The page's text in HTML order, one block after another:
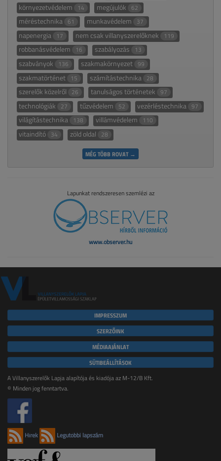
környezetvédelem 14 megújulók 62
méréstechnika 61 munkavédelem 37
napenergia 17 nem csak villanyszerelőknek 119
robbanásvédelem 16 szabályozás 13
szabványok 136 szakmakörnyezet 99
szakmatörténet 15 számítástechnika 28
szerelők közelről 26 tanulságos történetek 97
technológiák 27 tűzvédelem 52 vezérléstechnika 97
világítástechnika 138 villámvédelem 110
vitaindító 34 zöld oldal 28
MÉG TÖBB ROVAT →
Lapunkat rendszeresen szemlézi az
www.observer.hu
IMPRESSZUM
SZERZŐINK
MÉDIAAJÁNLAT
SÜTIBEÁLLÍTÁSOK
A Villanyszerelők Lapja alapítója és kiadója az M-12/B Kft.
© Minden jog fenntartva.
Hírek Legutóbbi lapszám